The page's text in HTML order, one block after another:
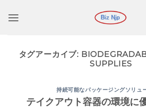
タグアーカイブ:
SUPPLIES
持続可能なパッケージングソリュ
テイクアウト容器の環境に